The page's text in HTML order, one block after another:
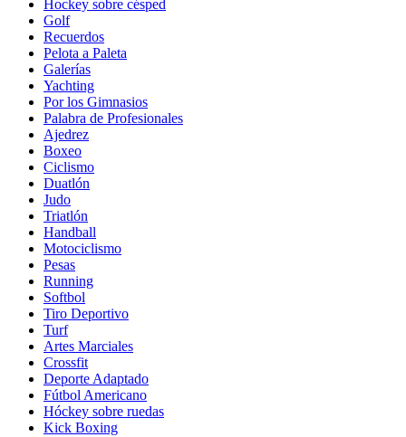
Hockey sobre césped
Golf
Recuerdos
Pelota a Paleta
Galerías
Yachting
Por los Gimnasios
Palabra de Profesionales
Ajedrez
Boxeo
Ciclismo
Duatlón
Judo
Triatlón
Handball
Motociclismo
Pesas
Running
Softbol
Tiro Deportivo
Turf
Artes Marciales
Crossfit
Deporte Adaptado
Fútbol Americano
Hóckey sobre ruedas
Kick Boxing